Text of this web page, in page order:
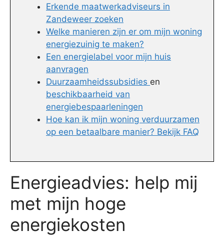
Erkende maatwerkadviseurs in
Zandeweer zoeken
Welke manieren zijn er om mijn woning
energiezuinig te maken?
Een energielabel voor mijn huis
aanvragen
Duurzaamheidssubsidies en
beschikbaarheid van
energiebespaarleningen
Hoe kan ik mijn woning verduurzamen
op een betaalbare manier? Bekijk FAQ
Energieadvies: help mij
met mijn hoge
energiekosten